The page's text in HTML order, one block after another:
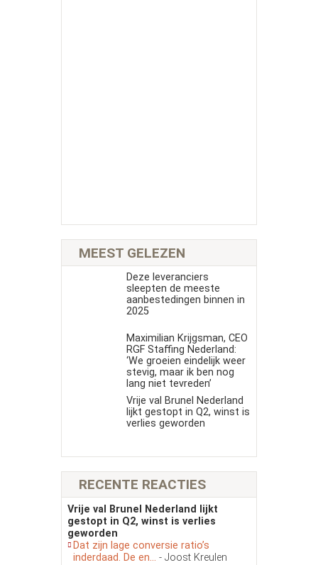
MEEST GELEZEN
Deze leveranciers
sleepten de meeste
aanbestedingen binnen in
2025
Maximilian Krijgsman, CEO
RGF Staffing Nederland:
‘We groeien eindelijk weer
stevig, maar ik ben nog
lang niet tevreden’
Vrije val Brunel Nederland
lijkt gestopt in Q2, winst is
verlies geworden
RECENTE REACTIES
Vrije val Brunel Nederland lijkt
gestopt in Q2, winst is verlies
geworden
Dat zijn lage conversie ratio’s
inderdaad. De en... - Joost Kreulen